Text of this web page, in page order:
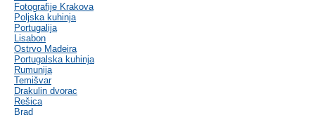
Fotografije Krakova
Poljska kuhinja
Portugalija
Lisabon
Ostrvo Madeira
Portugalska kuhinja
Rumunija
Temišvar
Drakulin dvorac
Rešica
Brad